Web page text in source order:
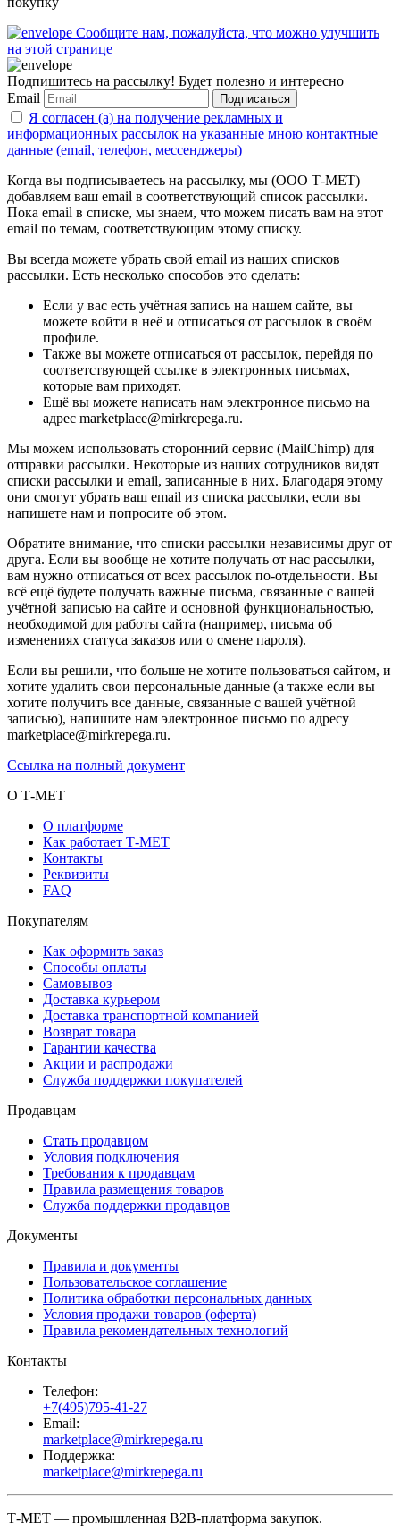
Сообщите нам, пожалуйста, что можно улучшить
на этой странице
Подпишитесь на рассылку! Будет полезно и интересно
Email
Подписаться
Я согласен (а) на получение рекламных и
информационных рассылок на указанные мною контактные
данные (email, телефон, мессенджеры)
Когда вы подписываетесь на рассылку, мы (ООО Т-МЕТ)
добавляем ваш email в соответствующий список рассылки.
Пока email в списке, мы знаем, что можем писать вам на этот
email по темам, соответствующим этому списку.
Вы всегда можете убрать свой email из наших списков
рассылки. Есть несколько способов это сделать:
Если у вас есть учётная запись на нашем сайте, вы
можете войти в неё и отписаться от рассылок в своём
профиле.
Также вы можете отписаться от рассылок, перейдя по
соответствующей ссылке в электронных письмах,
которые вам приходят.
Ещё вы можете написать нам электронное письмо на
адрес marketplace@mirkrepega.ru.
Мы можем использовать сторонний сервис (MailChimp) для
отправки рассылки. Некоторые из наших сотрудников видят
списки рассылки и email, записанные в них. Благодаря этому
они смогут убрать ваш email из списка рассылки, если вы
напишете нам и попросите об этом.
Обратите внимание, что списки рассылки независимы друг от
друга. Если вы вообще не хотите получать от нас рассылки,
вам нужно отписаться от всех рассылок по-отдельности. Вы
всё ещё будете получать важные письма, связанные с вашей
учётной записью на сайте и основной функциональностью,
необходимой для работы сайта (например, письма об
изменениях статуса заказов или о смене пароля).
Если вы решили, что больше не хотите пользоваться сайтом, и
хотите удалить свои персональные данные (а также если вы
хотите получить все данные, связанные с вашей учётной
записью), напишите нам электронное письмо по адресу
marketplace@mirkrepega.ru.
Ссылка на полный документ
О Т-МЕТ
О платформе
Как работает Т-МЕТ
Контакты
Реквизиты
FAQ
Покупателям
Как оформить заказ
Способы оплаты
Самовывоз
Доставка курьером
Доставка транспортной компанией
Возврат товара
Гарантии качества
Акции и распродажи
Служба поддержки покупателей
Продавцам
Стать продавцом
Условия подключения
Требования к продавцам
Правила размещения товаров
Служба поддержки продавцов
Документы
Правила и документы
Пользовательское соглашение
Политика обработки персональных данных
Условия продажи товаров (оферта)
Правила рекомендательных технологий
Контакты
Телефон:
+7(495)795-41-27
Email:
marketplace@mirkrepega.ru
Поддержка:
marketplace@mirkrepega.ru
Т-МЕТ — промышленная B2B-платформа закупок.